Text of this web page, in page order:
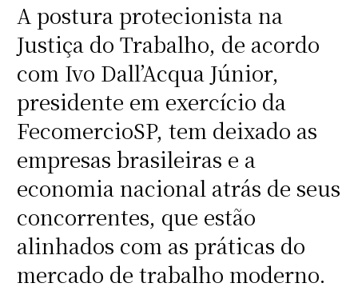
A postura protecionista na
Justiça do Trabalho, de acordo
com Ivo Dall’Acqua Júnior,
presidente em exercício da
FecomercioSP, tem deixado as
empresas brasileiras e a
economia nacional atrás de seus
concorrentes, que estão
alinhados com as práticas do
mercado de trabalho moderno.